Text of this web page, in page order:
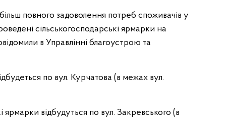
повного задоволення потреб споживачів у
сільськогосподарські ярмарки на
в Управлінні благоустрою та
по вул. Курчатова (в межах вул.
ярмарки відбудуться по вул. Закревського (в